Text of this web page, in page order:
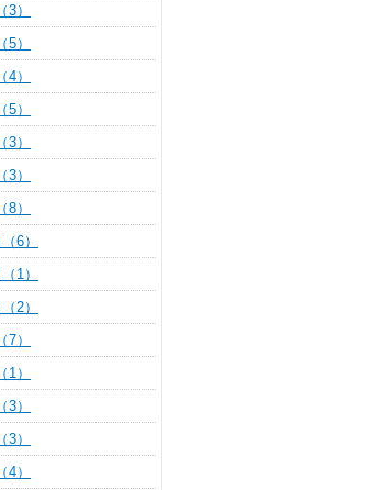
）
）
）
）
）
）
）
6）
1）
2）
）
）
）
）
）